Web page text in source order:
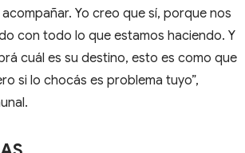
Yo creo que sí, porque nos
con todo lo que estamos haciendo. Y
cuál es su destino, esto es como que
si lo chocás es problema tuyo”,